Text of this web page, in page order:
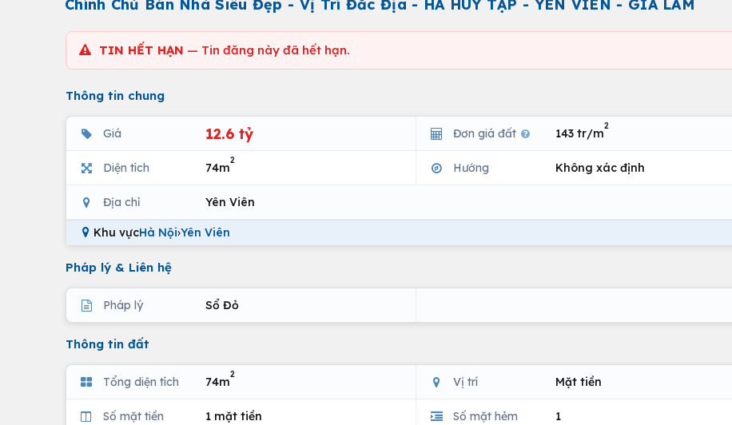
Chính Chủ Bán Nhà Siêu Đẹp - Vị Trí Đắc Địa - HÀ HUY TẬP - YÊN VIÊN - GIA LÂM
TIN HẾT HẠN — Tin đăng này đã hết hạn.
Thông tin chung
Giá 12.6 tỷ Đơn giá đất 143 tr/m
2
Diện tích 74m
2
Hướng Không xác định
Địa chỉ Yên Viên
Khu vựcHà Nội›Yên Viên
Pháp lý & Liên hệ
Pháp lý Sổ Đỏ
Thông tin đất
Tổng diện tích 74m
2
Vị trí Mặt tiền
Số mặt tiền 1 mặt tiền Số mặt hẻm 1